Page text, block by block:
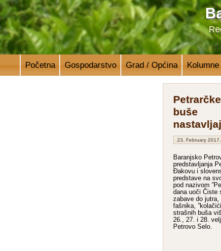
Početna Gospodarstvo Grad / Općina Kolumne
Petrarčke
buše
23. February 2017.
Baranjsko
predstavljanja
Đakovu i
predstave na
pod nazivom
dana uoči Čiste
zabave do
fašnika,
strašnih buša
26., 27. i 28.
Petrovo Selo.